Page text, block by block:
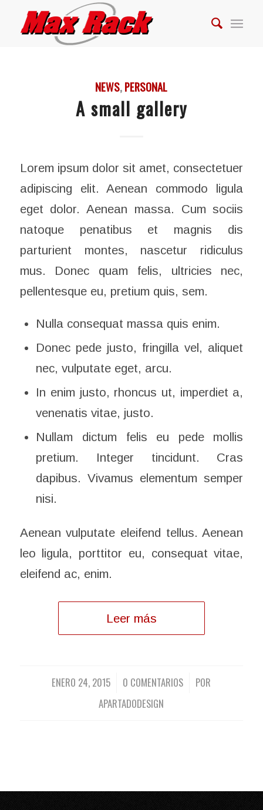
NEWS,PERSONAL
A small gallery
Lorem ipsum dolor sit amet, consectetuer
adipiscing elit. Aenean commodo ligula
eget dolor. Aenean massa. Cum sociis
natoque penatibus et magnis dis
parturient montes, nascetur ridiculus
mus. Donec quam felis, ultricies nec,
pellentesque eu, pretium quis, sem.
Nulla consequat massa quis enim.
Donec pede justo, fringilla vel, aliquet
nec, vulputate eget, arcu.
In enim justo, rhoncus ut, imperdiet a,
venenatis vitae, justo.
Nullam dictum felis eu pede mollis
pretium. Integer tincidunt. Cras
dapibus. Vivamus elementum semper
nisi.
Aenean vulputate eleifend tellus. Aenean
leo ligula, porttitor eu, consequat vitae,
eleifend ac, enim.
Leer más
ENERO 24, 2015
/ 0 COMENTARIOS
/
POR
APARTADODESIGN